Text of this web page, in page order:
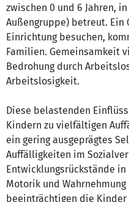
zwischen 0 und 6 Jahren,
Außengruppe) betreut.
Einrichtung besuchen,
Familien. Gemeinsamkeit
Bedrohung durch
Arbeitslosigkeit.
Diese belastenden
Kindern zu vielfältigen
ein gering ausgeprägtes
Auffälligkeiten im
Entwicklungsrückstände
Motorik und
beeinträchtigen die